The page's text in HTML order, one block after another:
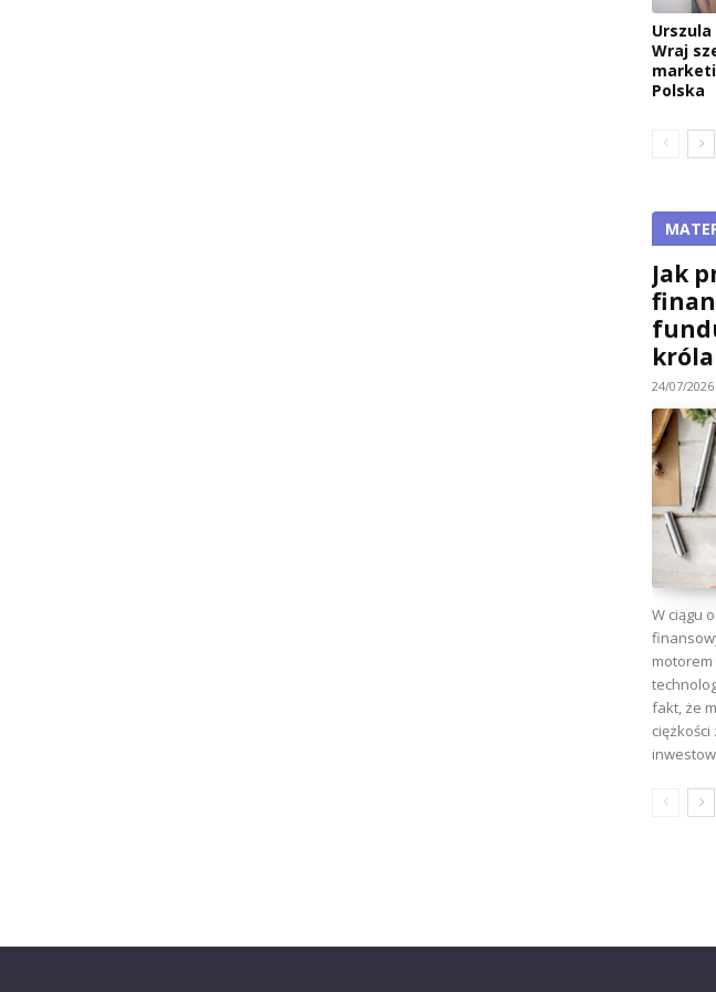
Wraj
Polska
Jak
24/07/2026
W ciągu
fakt, że